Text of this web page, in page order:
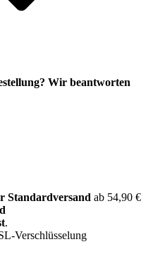
Wir beantworten
Standardversand ab 54,90 €
.
Verschlüsselung